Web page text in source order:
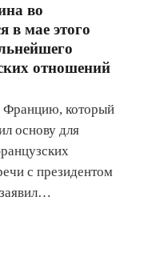
во
в мае этого
отношений
Францию, который
основу для
с президентом